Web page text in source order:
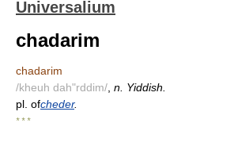
Universalium
chadarim
chadarim
/kheuh dah"rddim/ n. Yiddish.
pl. ofcheder.
* * *